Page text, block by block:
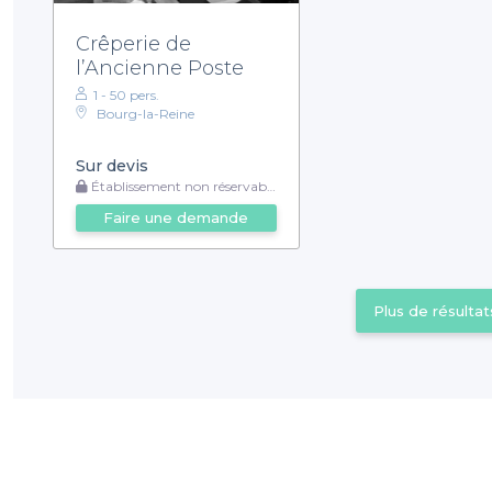
Crêperie de
l’Ancienne Poste
1 - 50 pers.
Bourg-la-Reine
Sur devis
Établissement non réservable
Faire une demande
Plus de